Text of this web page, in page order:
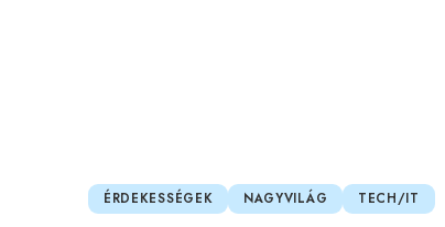
ÉRDEKESSÉGEK NAGYVILÁG TECH/IT